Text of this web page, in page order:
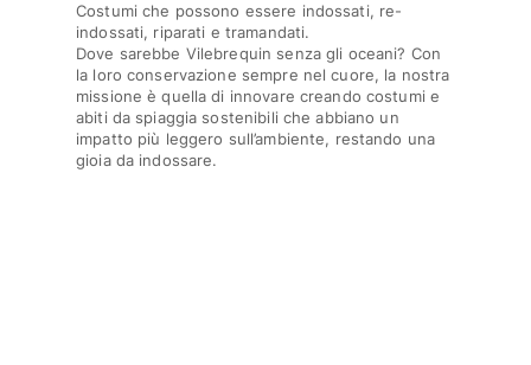
Scarpe
Infradito
Mocassino
Calzature da Spiaggia
Vedi tutti i Scarpe
Costumi che possono essere indossati, re-
indossati, riparati e tramandati.
Dove sarebbe Vilebrequin senza gli oceani? Con
la loro conservazione sempre nel cuore, la nostra
missione è quella di innovare creando costumi e
abiti da spiaggia sostenibili che abbiano un
impatto più leggero sull’ambiente, restando una
gioia da indossare.